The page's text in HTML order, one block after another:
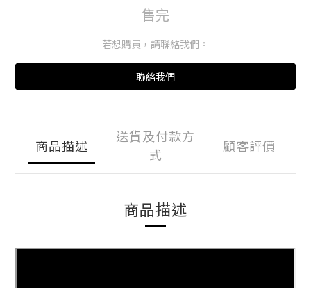
售完
若想購買，請聯絡我們。
聯絡我們
商品描述
送貨及付款方
式
顧客評價
商品描述